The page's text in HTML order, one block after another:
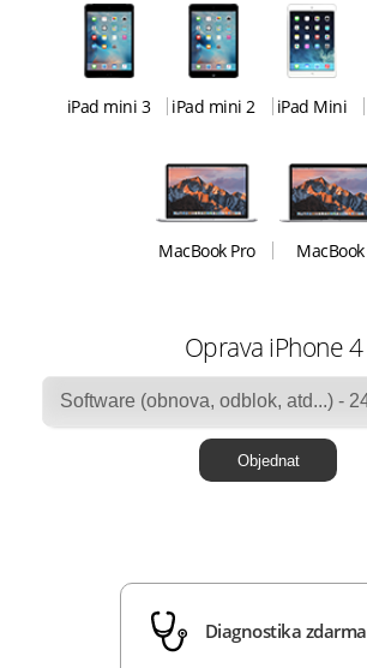
iPad mini 3 iPad mini 2 iPad Mini
MacBook Pro MacBook
Oprava iPhone 4
Diagnostika zdarma